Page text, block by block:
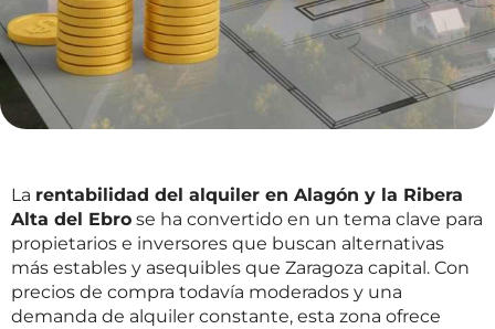
La rentabilidad del alquiler en Alagón y la Ribera
Alta del Ebro se ha convertido en un tema clave para
propietarios e inversores que buscan alternativas
más estables y asequibles que Zaragoza capital. Con
precios de compra todavía moderados y una
demanda de alquiler constante, esta zona ofrece